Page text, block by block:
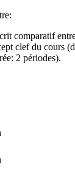
comparatif
clef du cours
2 périodes).